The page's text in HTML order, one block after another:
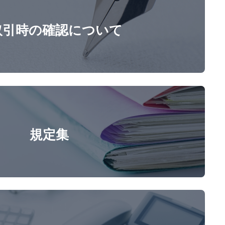
時の確認について
規定集